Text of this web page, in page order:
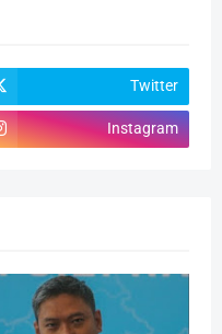
Twitter
Instagram